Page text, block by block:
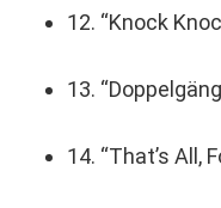
12. “Knock
13.
14. “That’s All,